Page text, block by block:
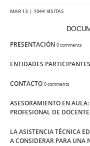
MAR 13 | 1044 VISITAS
PRESENTACIÓN 0 comments
ENTIDADES PARTICIPANTES
CONTACTO 0 comments
ASESORAMIENTO EN
PROFESIONAL DE
LA ASISTENCIA TÉCNICA
A CONSIDERAR PARA UNA